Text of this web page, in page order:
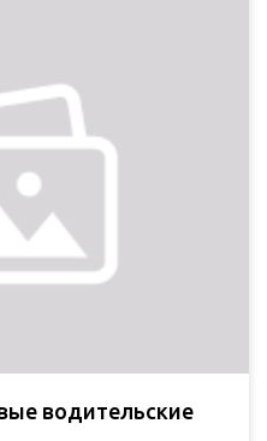
водительские